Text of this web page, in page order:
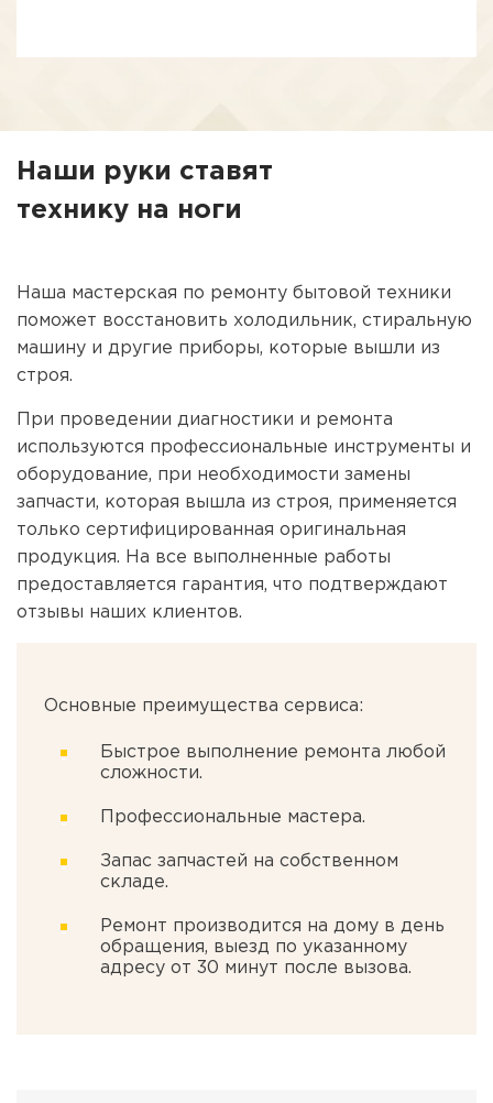
Наши руки ставят
технику на ноги
Наша мастерская по ремонту бытовой техники
поможет восстановить холодильник, стиральную
машину и другие приборы, которые вышли из
строя.
При проведении диагностики и ремонта
используются профессиональные инструменты и
оборудование, при необходимости замены
запчасти, которая вышла из строя, применяется
только сертифицированная оригинальная
продукция. На все выполненные работы
предоставляется гарантия, что подтверждают
отзывы наших клиентов.
Основные преимущества сервиса:
Быстрое выполнение ремонта любой
сложности.
Профессиональные мастера.
Запас запчастей на собственном
складе.
Ремонт производится на дому в день
обращения, выезд по указанному
адресу от 30 минут после вызова.